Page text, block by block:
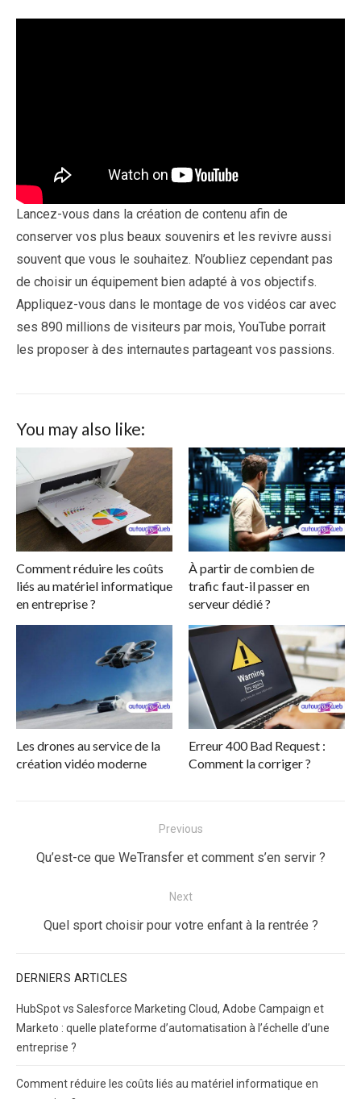
Lancez-vous dans la création de contenu afin de
conserver vos plus beaux souvenirs et les revivre aussi
souvent que vous le souhaitez. N’oubliez cependant pas
de choisir un équipement bien adapté à vos objectifs.
Appliquez-vous dans le montage de vos vidéos car avec
ses 890 millions de visiteurs par mois, YouTube porrait
les proposer à des internautes partageant vos passions.
You may also like:
Comment réduire les coûts
liés au matériel informatique
en entreprise ?
À partir de combien de
trafic faut-il passer en
serveur dédié ?
Les drones au service de la
création vidéo moderne
Erreur 400 Bad Request :
Comment la corriger ?
de
Previous
Previous
Qu’est-ce que WeTransfer et comment s’en servir ?
Next
Next
Quel sport choisir pour votre enfant à la rentrée ?
DERNIERS ARTICLES
HubSpot vs Salesforce Marketing Cloud, Adobe Campaign et
Marketo : quelle plateforme d’automatisation à l’échelle d’une
entreprise ?
Comment réduire les coûts liés au matériel informatique en